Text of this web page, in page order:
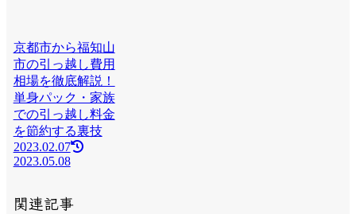
京都市から福知山
市の引っ越し費用
相場を徹底解説！
単身パック・家族
での引っ越し料金
を節約する裏技
2023.02.07
2023.05.08
関連記事